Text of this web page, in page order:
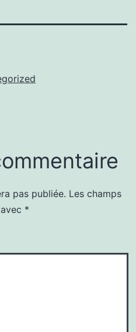
pas publiée. Les champs
*